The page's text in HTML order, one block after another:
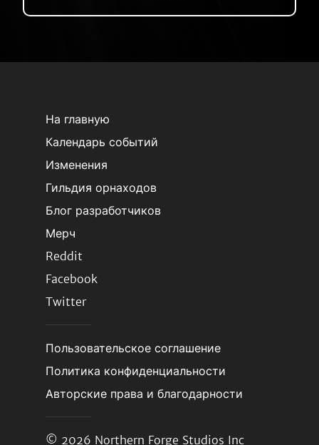
На главную
Календарь событий
Изменения
Гильдия орнаходов
Блог разработчиков
Мерч
Reddit
Facebook
Twitter
Пользовательское соглашение
Политика конфиденциальности
Авторские права и благодарности
© 2026 Northern Forge Studios Inc